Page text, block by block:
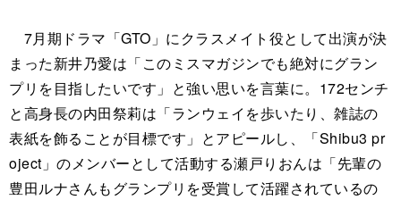
7月期ドラマ「GTO」にクラスメイト役として出演が決
まった新井乃愛は「このミスマガジンでも絶対にグラン
プリを目指したいです」と強い思いを言葉に。172センチ
と高身長の内田祭莉は「ランウェイを歩いたり、雑誌の
表紙を飾ることが目標です」とアピールし、「Shibu3 pr
oject」のメンバーとして活動する瀬戸りおんは「先輩の
豊田ルナさんもグランプリを受賞して活躍されているの